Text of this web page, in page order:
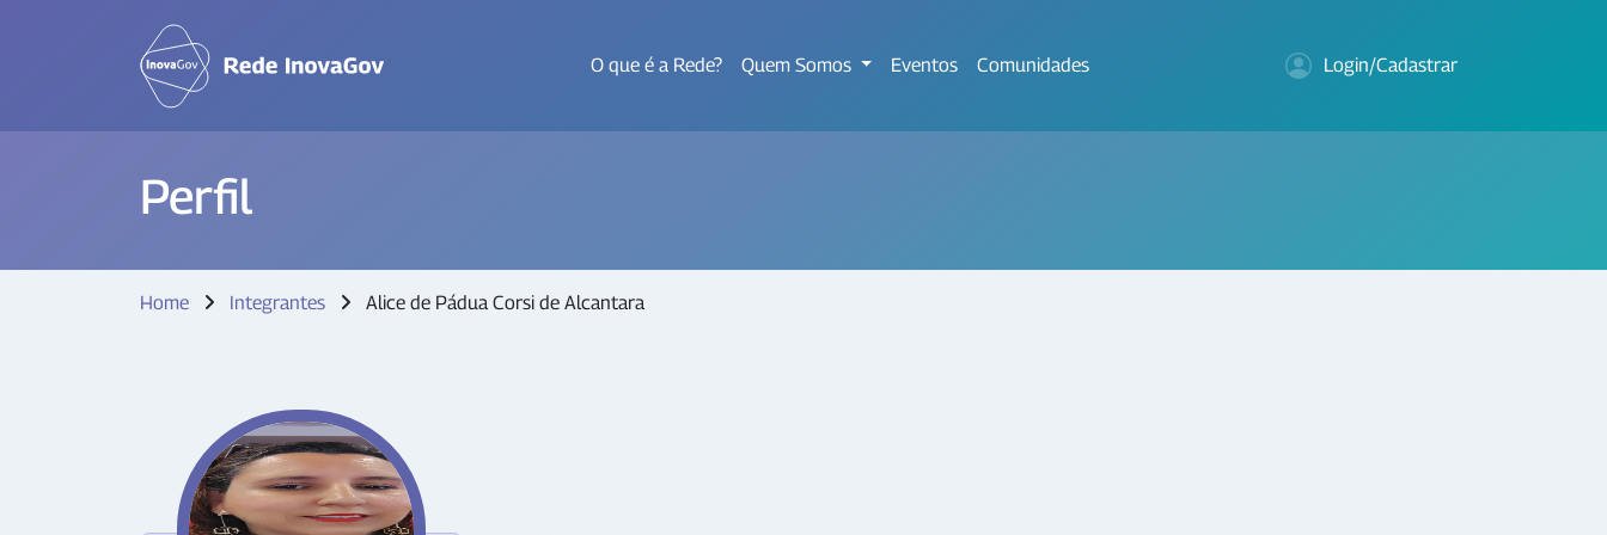
O que é a Rede? Quem Somos Eventos Comunidades Login/Cadastrar
Perfil
Home Integrantes Alice de Pádua Corsi de Alcantara